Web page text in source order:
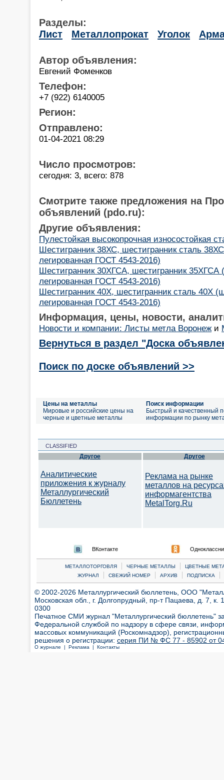
Разделы:
Лист
Металлопрокат Уголок
Автор объявления:
Евгений Фоменков
Телефон:
+7 (922) 6140005
Регион:
Отправлено:
01-04-2021 08:29
Число просмотров:
сегодня: 3, всего: 878
Смотрите также предложения на
объявлений (pdo.ru):
Другие объявления:
Пулестойкая высокопрочная износостойкая
Шестигранник 38ХС, шестигранник сталь
легированная ГОСТ 4543-2016)
Шестигранник 30ХГСА, шестигранник 35ХГСА
легированная ГОСТ 4543-2016)
Шестигранник 40Х, шестигранник сталь 40Х
легированная ГОСТ 4543-2016)
Информация, цены, новости,
Новости и компании: Листы метла Воронеж и
Вернуться в раздел "Доска
Поиск по доске объявлений >>
Цены на металлы
Мировые и российские цены на
черные и цветные металлы
Поиск информации
Быстрый и качественный
информации по рынку
CLASSIFIED
Другое
Аналитические
приложения к журналу
Металлургический
Бюллетень
Другое
Реклама на рынке
металлов на
информагентства
MetalTorg.Ru
ВКонтакте
МЕТАЛЛОТОРГОВЛЯ | ЧЕРНЫЕ МЕТАЛЛЫ |
ЦВЕТНЫЕ
ЖУРНАЛ
| СВЕЖИЙ НОМЕР | АРХИВ | ПОДПИСКА |
© 2002-2026 Металлургический бюллетень, ООО
Московская обл., г. Долгопрудный, пр-т Пацаева, д. 7,
0300
Печатное СМИ журнал "Металлургический бюллетень"
Федеральной службой по надзору в сфере связи,
массовых коммуникаций (Роскомнадзор),
решения о регистрации: серия ПИ № ФС 77 - 85902 от 04
О журнале | Реклама | Контакты